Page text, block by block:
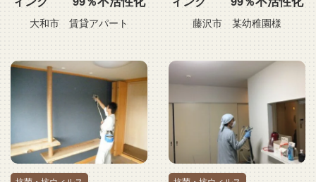
大和市 賃貸アパート 藤沢市 某幼稚園様